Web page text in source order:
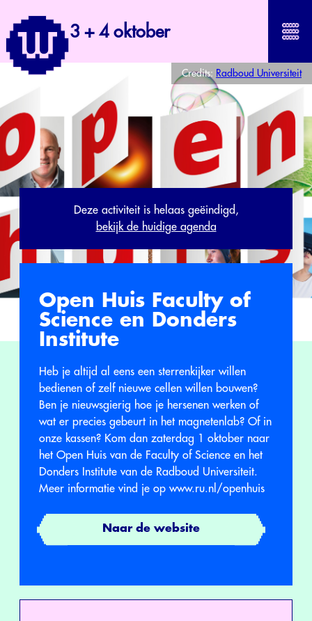
3 + 4 oktober
Credits: Radboud Universiteit
Deze activiteit is helaas geëindigd,
bekijk de huidige agenda
Open Huis Faculty of
Science en Donders
Institute
Heb je altijd al eens een sterrenkijker willen
bedienen of zelf nieuwe cellen willen bouwen?
Ben je nieuwsgierig hoe je hersenen werken of
wat er precies gebeurt in het magnetenlab? Of in
onze kassen? Kom dan zaterdag 1 oktober naar
het Open Huis van de Faculty of Science en het
Donders Institute van de Radboud Universiteit.
Meer informatie vind je op www.ru.nl/openhuis
Naar de website